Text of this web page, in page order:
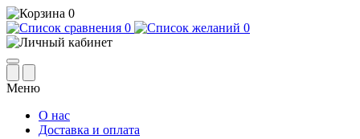
0
0
0
Меню
О нас
Доставка и оплата